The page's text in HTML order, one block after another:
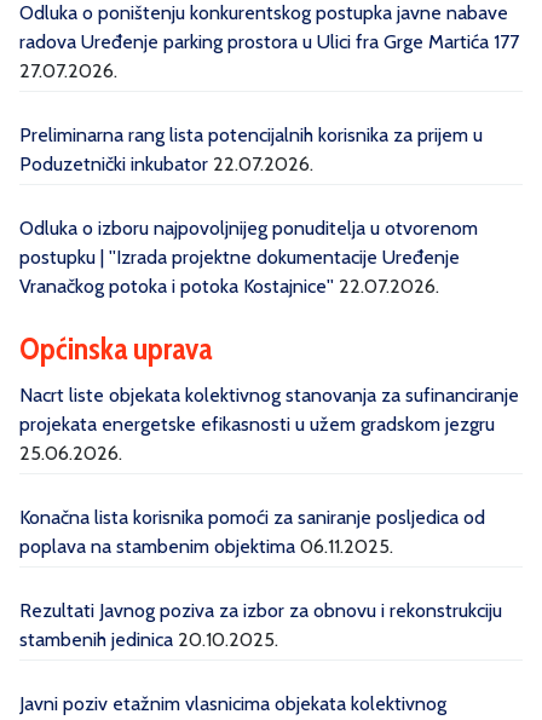
Odluka o poništenju konkurentskog postupka javne nabave
radova Uređenje parking prostora u Ulici fra Grge Martića 177
27.07.2026.
Preliminarna rang lista potencijalnih korisnika za prijem u
Poduzetnički inkubator 22.07.2026.
Odluka o izboru najpovoljnijeg ponuditelja u otvorenom
postupku | ''Izrada projektne dokumentacije Uređenje
Vranačkog potoka i potoka Kostajnice'' 22.07.2026.
Općinska uprava
Nacrt liste objekata kolektivnog stanovanja za sufinanciranje
projekata energetske efikasnosti u užem gradskom jezgru
25.06.2026.
Konačna lista korisnika pomoći za saniranje posljedica od
poplava na stambenim objektima 06.11.2025.
Rezultati Javnog poziva za izbor za obnovu i rekonstrukciju
stambenih jedinica 20.10.2025.
Javni poziv etažnim vlasnicima objekata kolektivnog